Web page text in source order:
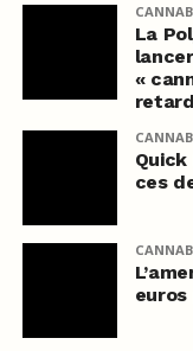
La
«
retard
ces
euros